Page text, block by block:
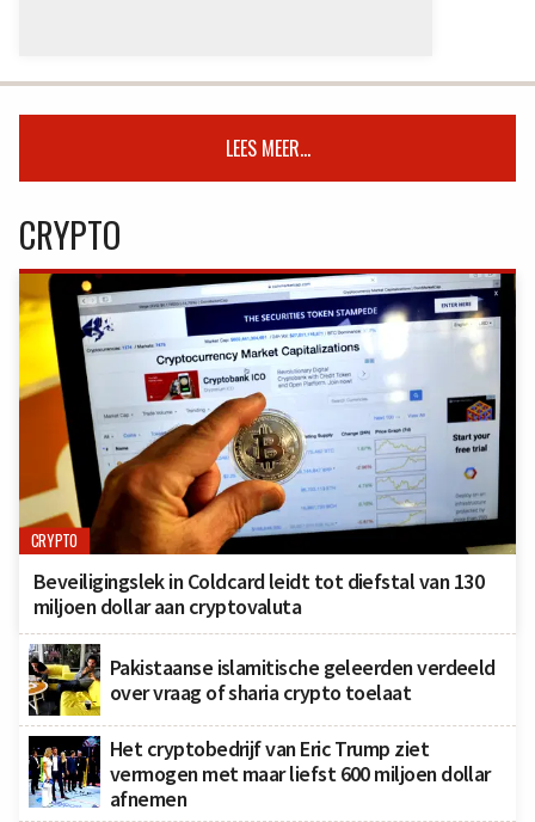
LEES MEER...
CRYPTO
CRYPTO
Beveiligingslek in Coldcard leidt tot diefstal van 130
miljoen dollar aan cryptovaluta
Pakistaanse islamitische geleerden verdeeld
over vraag of sharia crypto toelaat
Het cryptobedrijf van Eric Trump ziet
vermogen met maar liefst 600 miljoen dollar
afnemen